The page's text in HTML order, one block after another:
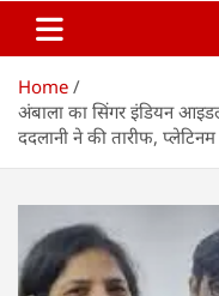
Home
अंबाला का सिंगर इंडियन
ददलानी ने की तारीफ,